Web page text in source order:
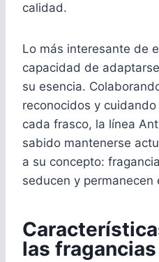
calidad.
Lo más interesante de
capacidad de
su esencia.
reconocidos y
cada frasco, la línea
sabido mantenerse
a su concepto:
seducen y permanecen
las